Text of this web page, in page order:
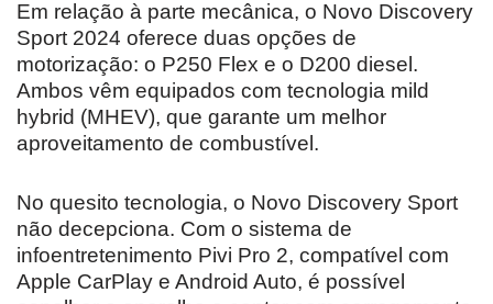
Em relação à parte mecânica, o Novo Discovery
Sport 2024 oferece duas opções de
motorização: o P250 Flex e o D200 diesel.
Ambos vêm equipados com tecnologia mild
hybrid (MHEV), que garante um melhor
aproveitamento de combustível.
No quesito tecnologia, o Novo Discovery Sport
não decepciona. Com o sistema de
infoentretenimento Pivi Pro 2, compatível com
Apple CarPlay e Android Auto, é possível